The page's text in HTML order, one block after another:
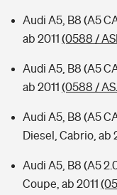
Audi A5, B8 (A5
ab 2011 (0588 /
Audi A5, B8 (A5
ab 2011 (0588 /
Audi A5, B8 (A5
Diesel, Cabrio, ab
Audi A5, B8 (A5
Coupe, ab 2011